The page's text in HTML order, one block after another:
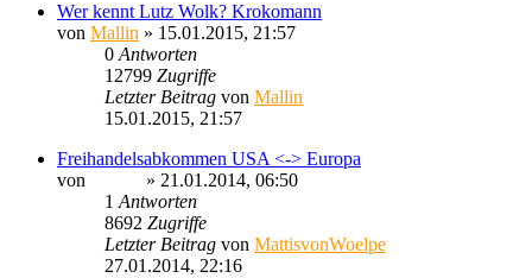
Wer kennt Lutz Wolk? Krokomann
von Mallin » 15.01.2015, 21:57
0Antworten
12799 Zugriffe
Letzter Beitrag von Mallin
15.01.2015, 21:57
Freihandelsabkommen USA <-> Europa
von
» 21.01.2014, 06:50
1Antworten
8692 Zugriffe
Letzter Beitrag von MattisvonWoelpe
27.01.2014, 22:16